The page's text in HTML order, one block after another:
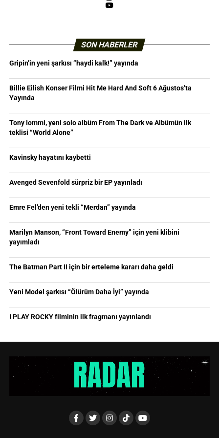
YouTube
SON HABERLER
Gripin’in yeni şarkısı “haydi kalk!” yayında
Billie Eilish Konser Filmi Hit Me Hard And Soft 6 Ağustos’ta
Yayında
Tony Iommi, yeni solo albüm From The Dark ve Albümün ilk
teklisi “World Alone”
Kavinsky hayatını kaybetti
Avenged Sevenfold sürpriz bir EP yayınladı
Emre Fel’den yeni tekli “Merdan” yayında
Marilyn Manson, “Front Toward Enemy” için yeni klibini
yayımladı
The Batman Part II için bir erteleme kararı daha geldi
Yeni Model şarkısı “Ölürüm Daha İyi” yayında
I PLAY ROCKY filminin ilk fragmanı yayınlandı